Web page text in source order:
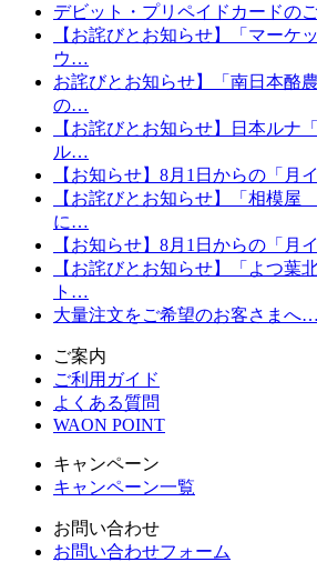
デビット・プリペイドカードの
【お詫びとお知らせ】「マーケ
ウ…
お詫びとお知らせ】「南日本酪
の…
【お詫びとお知らせ】日本ルナ
ル…
【お知らせ】8月1日からの「月
【お詫びとお知らせ】「相模屋
に…
【お知らせ】8月1日からの「月
【お詫びとお知らせ】「よつ葉
ト…
大量注文をご希望のお客さまへ…
ご案内
ご利用ガイド
よくある質問
WAON POINT
キャンペーン
キャンペーン一覧
お問い合わせ
お問い合わせフォーム